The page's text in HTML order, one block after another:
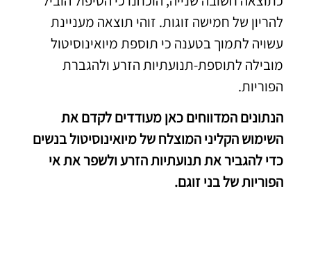
להריון של חמישה זוגות. זוהי תוצאה מעניינת
עשויה לתמוך בטענה כי תוספת מיואינוסיטול
מובילה לתוספת-תנועתיות הזרע ולהגברת
הפוריות.
הנתונים המדווחים כאן מעודדים לקדם את
השימוש הקליני המוצלח של מיואינוסיטול בנשים
כדי להגביר את תנועתיות הזרע ולשפר את אי
הפוריות של בני זוגם.